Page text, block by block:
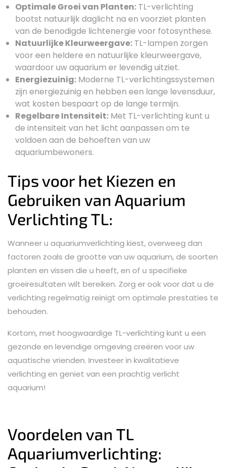
Optimale Groei van Planten: TL-verlichting
bootst natuurlijk daglicht na en voorziet planten
van de benodigde lichtenergie voor fotosynthese.
Natuurlijke Kleurweergave: TL-lampen zorgen
voor een heldere en natuurlijke kleurweergave,
waardoor uw aquarium er levendig uitziet.
Energiezuinig: Moderne TL-verlichtingssystemen
zijn energiezuinig en hebben een lange levensduur,
wat kosten bespaart op de lange termijn.
Regelbare Intensiteit: Met TL-verlichting kunt u
de intensiteit van het licht aanpassen om te
voldoen aan de behoeften van uw
aquariumbewoners.
Tips voor het Kiezen en
Gebruiken van Aquarium
Verlichting TL:
Wanneer u aquariumverlichting kiest, overweeg dan
factoren zoals de grootte van uw aquarium, de soorten
planten en vissen die u heeft, en of u specifieke
groeiresultaten wilt bereiken. Zorg er ook voor dat u de
verlichting regelmatig reinigt om optimale prestaties te
behouden.
Kortom, met hoogwaardige TL-verlichting kunt u een
gezonde en levendige omgeving creëren voor uw
aquatische vrienden. Investeer in kwalitatieve
verlichting en geniet van een prachtig verlicht
aquarium!
Voordelen van TL
Aquariumverlichting: